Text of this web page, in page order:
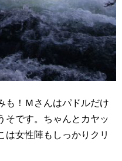
！Ｍさんはパドルだけ
そです。ちゃんとカヤッ
は女性陣もしっかりクリ